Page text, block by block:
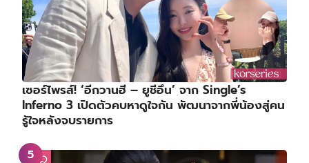
เซอร์ไพรส์! ‘อีกวานฮี – ยูชีอึน’ จาก Single’s
Inferno 3 เปิดตัวคบหาดูใจกัน พัฒนาจากพี่น้องสู่คน
รู้ใจหลังจบรายการ